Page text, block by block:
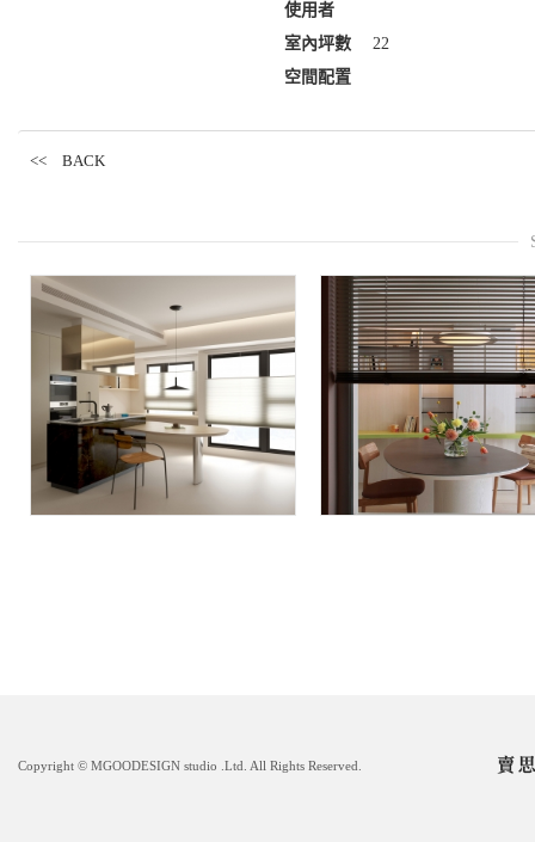
使用者
室內坪數
22
空間配置
<< BACK
Copyright © MGOODESIGN studio .Ltd. All Rights Reserved.